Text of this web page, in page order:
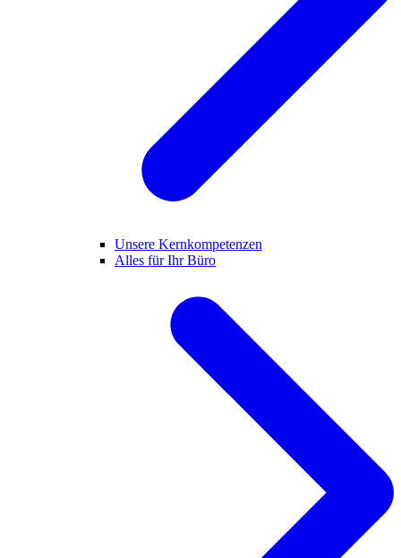
Unsere Kernkompetenzen
Alles für Ihr Büro